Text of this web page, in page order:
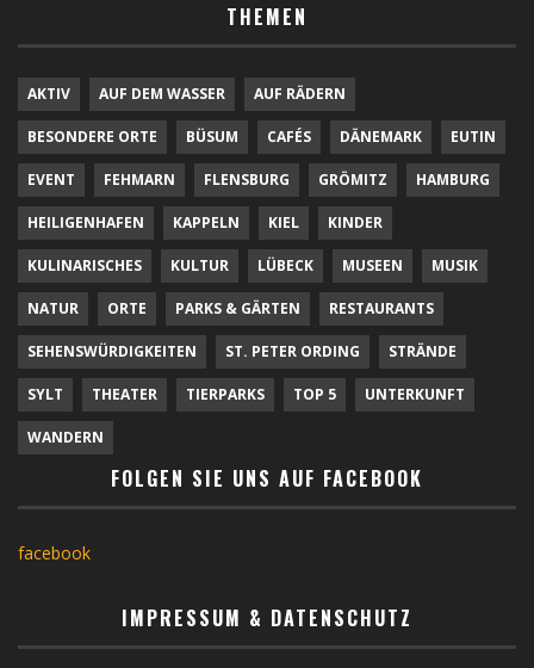
THEMEN
AKTIV AUF DEM WASSER AUF RÄDERN
BESONDERE ORTE BÜSUM CAFÉS DÄNEMARK EUTIN
EVENT FEHMARN FLENSBURG GRÖMITZ HAMBURG
HEILIGENHAFEN KAPPELN KIEL KINDER
KULINARISCHES KULTUR LÜBECK MUSEEN MUSIK
NATUR ORTE PARKS & GÄRTEN RESTAURANTS
SEHENSWÜRDIGKEITEN ST. PETER ORDING STRÄNDE
SYLT THEATER TIERPARKS TOP 5 UNTERKUNFT
WANDERN
FOLGEN SIE UNS AUF FACEBOOK
facebook
IMPRESSUM & DATENSCHUTZ